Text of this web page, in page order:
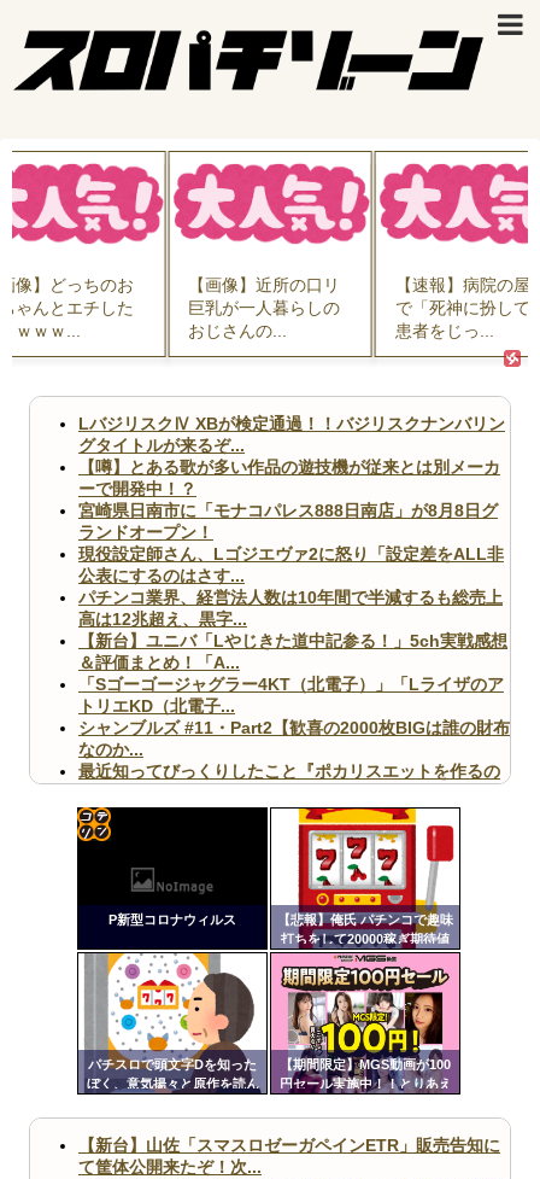
像】近所の口リ
が一人暮らしの
さんの...
【速報】病院の屋上
で「死神に扮して」
患者をじっ...
【画像】どのくノ
を快楽責めしたい
ｗｗｗｗ...
LバジリスクⅣ XBが検定通過！！バジリスクナンバリン
グタイトルが来るぞ...
【噂】とある歌が多い作品の遊技機が従来とは別メーカ
ーで開発中！？
宮崎県日南市に「モナコパレス888日南店」が8月8日グ
ランドオープン！
現役設定師さん、Lゴジエヴァ2に怒り「設定差をALL非
公表にするのはさす...
パチンコ業界、経営法人数は10年間で半減するも総売上
高は12兆超え、黒字...
【新台】ユニバ「Lやじきた道中記参る！」5ch実戦感想
＆評価まとめ！「A...
「Sゴーゴージャグラー4KT（北電子）」「Lライザのア
トリエKD（北電子...
シャンブルズ #11・Part2【歓喜の2000枚BIGは誰の財布
なのか...
最近知ってびっくりしたこと『ポカリスエットを作るの
【ヤバ杉】日本の無車検車「実は俺たち20万台も走って
ますｗ」←これどうす...
【閲覧注意】俺が近くにいると機械が壊れるんだけどさ
【画像】ペプシコーラ社、「こういうのでいいんだよ」
な新商品を発売
Powered by livedoor 相互RSS
P新型コロナウィルス
【悲報】俺氏 パチンコで趣味
打ちをして20000稼ぎ期待値
稼働をして27000円失う
パチスロで頭文字Dを知った
ぼく、意気揚々と原作を読ん
活してて困惑
【期間限定】MGS動画が100
円セール実施中！！とりあえ
更新
ツー
【新台】山佐「スマスロゼーガペインETR」販売告知に
て筐体公開来たぞ！次...